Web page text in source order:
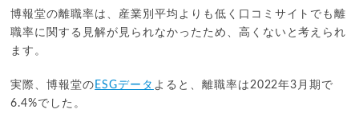
博報堂の離職率は、産業別平均よりも低く口コミサイトでも離
職率に関する見解が見られなかったため、高くないと考えられ
ます。
実際、博報堂の ESGデータ よると、離職率は2022年3月期で
6.4%でした。